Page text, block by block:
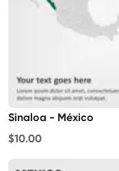
Sinaloa - México
$10.00